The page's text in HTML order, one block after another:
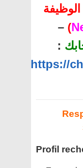
)
–
:
https://
Profil